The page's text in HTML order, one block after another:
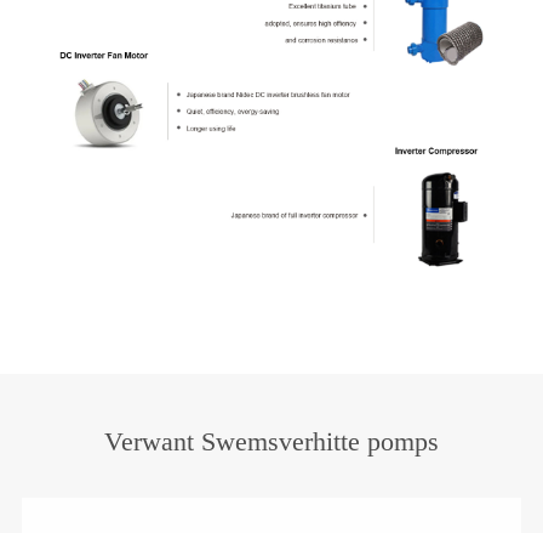
Verwant Swemsverhitte pomps